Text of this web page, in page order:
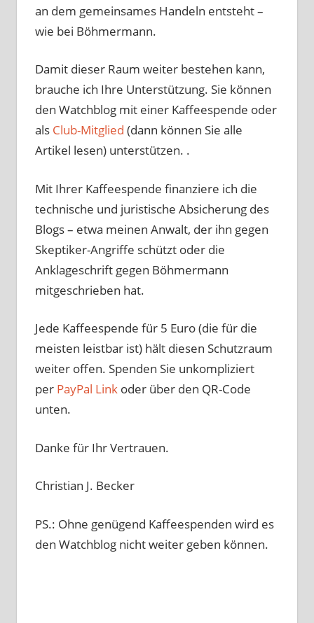
an dem gemeinsames Handeln entsteht –
wie bei Böhmermann.
Damit dieser Raum weiter bestehen kann,
brauche ich Ihre Unterstützung. Sie können
den Watchblog mit einer Kaffeespende oder
als Club-Mitglied (dann können Sie alle
Artikel lesen) unterstützen. .
Mit Ihrer Kaffeespende finanziere ich die
technische und juristische Absicherung des
Blogs – etwa meinen Anwalt, der ihn gegen
Skeptiker-Angriffe schützt oder die
Anklageschrift gegen Böhmermann
mitgeschrieben hat.
Jede Kaffeespende für 5 Euro (die für die
meisten leistbar ist) hält diesen Schutzraum
weiter offen. Spenden Sie unkompliziert
per PayPal Linkoder über den QR-Code
unten.
Danke für Ihr Vertrauen.
Christian J. Becker
PS.: Ohne genügend Kaffeespenden wird es
den Watchblog nicht weiter geben können.